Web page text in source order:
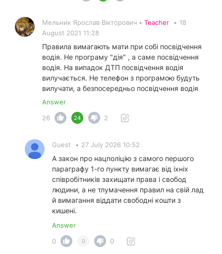
Мельник Ярослав Вікторович • Teacher • 18
August 2021 11:28
Правила вимагають мати при собі посвідчення
водія. Не програму "дія" , а саме посвідчення
водія. На випадок ДТП посвідчення водія
вилучається. Не телефон з програмою будуть
вилучати, а безпосередньо посвідчення водія
Answer
26
24 2
Guest • 27 July 2026 10:52
А закон про нацполіцію з самого першого
параграфу 1-го пункту вимагає від іхніх
співробітників захищати права і свобод
людини, а не тлумачення правил на свій лад
й вимагання віддати свободні кошти з
кишені.
Answer
0
0 0